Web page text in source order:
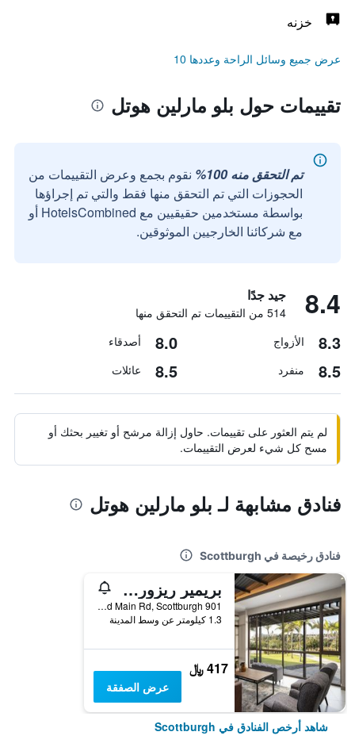
خزنه
عرض جميع وسائل الراحة وعددها 10
تقييمات حول بلو مارلين هوتل
تم التحقق منه 100%
نقوم بجمع وعرض التقييمات من
الحجوزات التي تم التحقق منها فقط والتي تم إجراؤها
بواسطة مستخدمين حقيقيين مع HotelsCombined أو
مع شركائنا الخارجيين الموثوقين.
8.4 جيد جدًا
514 من التقييمات تم التحقق منها
8.3 الأزواج 8.0 أصدقاء
8.5 منفرد 8.5 عائلات
لم يتم العثور على تقييمات. حاول إزالة مرشح أو تغيير بحثك أو
مسح كل شيء لعرض التقييمات.
فنادق مشابهة لـ بلو مارلين هوتل
فنادق رخيصة في Scottburgh
بريمير ريزورت كاتي سارك
901 Green Lane, Old Main Rd, Scottburgh, محافظة كوازولو ناتال, جنوب أفريقيا
1.3 كيلومتر عن وسط المدينة
417 ﷼
عرض الصفقة
شاهد أرخص الفنادق في Scottburgh